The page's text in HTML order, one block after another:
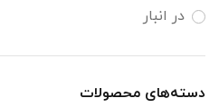
مشکی - بنفش
مشکی - قرمز
در انبار
دسته‌های محصولات